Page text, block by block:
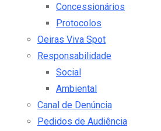
Concessionários
Protocolos
Oeiras Viva Spot
Responsabilidade
Social
Ambiental
Canal de Denúncia
Pedidos de Audiência